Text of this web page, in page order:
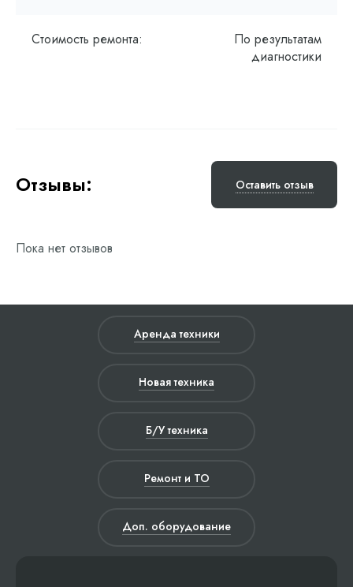
Стоимость ремонта:
По результатам
диагностики
Отзывы: Оставить отзыв
Пока нет отзывов
Аренда техники
Новая техника
Б/У техника
Ремонт и ТО
Доп. оборудование